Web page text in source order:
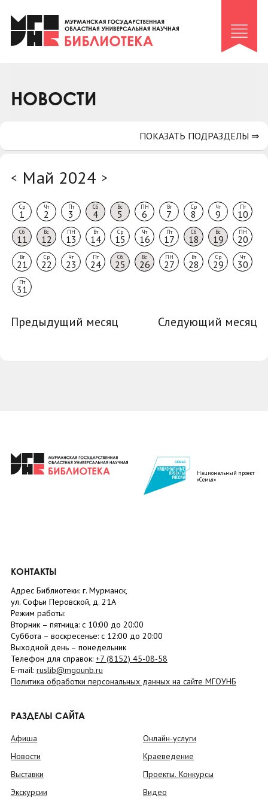
Клуб «Гиря и сельдерей»
Клуб «Семейный архив»
Коллегам
НОВОСТИ
< Май 2024 >
Ср
1
Чт
2
Пт
3
Сб
4
Вс
5
ПН
6
Вт
7
Ср
8
Чт
9
Пт
10
Сб
11
Вс
12
ПН
13
Вт
14
Ср
15
Чт
16
Пт
17
Сб
18
Вс
19
ПН
20
Вт
21
Ср
22
Чт
23
Пт
24
Сб
25
Вс
26
ПН
27
Вт
28
Ср
29
Чт
30
Пт
31
Предыдущий месяц Следующий месяц
ПОКАЗАТЬ ПОДРАЗДЕЛЫ ⇒
Национальный проект
«Семья»
КОНТАКТЫ
Адрес Библиотеки: г. Мурманск,
ул. Софьи Перовской, д. 21А
Режим работы:
Вторник – пятница: с 10:00 до 20:00
Суббота – воскресенье: c 12:00 до 20:00
Выходной день – понедельник
Телефон для справок: +7 (8152) 45-08-58
E-mail: ruslib@mgounb.ru
Политика обработки персональных данных на сайте МГОУНБ
РАЗДЕЛЫ САЙТА
Афиша
Новости
Выставки
Экскурсии
Онлайн-услуги
Краеведение
Проекты. Конкурсы
Видео